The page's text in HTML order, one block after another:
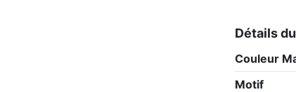
Détails
Couleur
Motif